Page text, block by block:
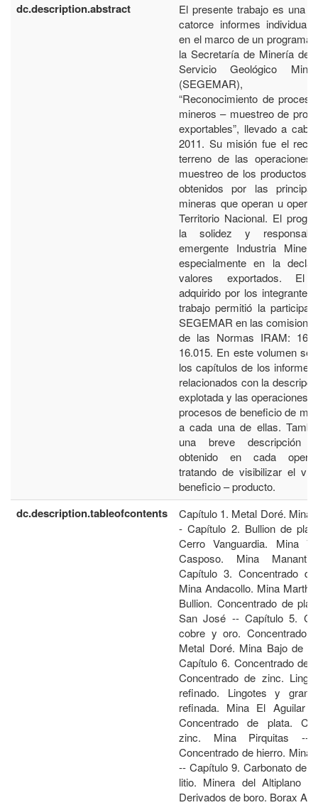
dc.description.abstract
El presente trabajo es una
catorce informes
en el marco de un programa
la Secretaría de Minería de
Servicio Geológico
(SEGEMAR),
“Reconocimiento de
mineros – muestreo de
exportables”, llevado a
2011. Su misión fue el
terreno de las
muestreo de los productos
obtenidos por las
mineras que operan u
Territorio Nacional. El
la solidez y
emergente Industria
especialmente en la
valores exportados. El
adquirido por los integrantes
trabajo permitió la
SEGEMAR en las
de las Normas IRAM:
16.015. En este volumen se
los capítulos de los informes
relacionados con la
explotada y las operaciones
procesos de beneficio de
a cada una de ellas.
una breve descripción
obtenido en cada
tratando de visibilizar el
beneficio – producto.
dc.description.tableofcontents
Capítulo 1. Metal Doré. Mina
- Capítulo 2. Bullion de
Cerro Vanguardia. Mina
Casposo. Mina
Capítulo 3. Concentrado
Mina Andacollo. Mina
Bullion. Concentrado de
San José -- Capítulo 5.
cobre y oro. Concentrado
Metal Doré. Mina Bajo de
Capítulo 6. Concentrado de
Concentrado de zinc.
refinado. Lingotes y
refinada. Mina El Aguilar
Concentrado de plata.
zinc. Mina Pirquitas --
Concentrado de hierro. Mina
-- Capítulo 9. Carbonato de
litio. Minera del Altiplano
Derivados de boro. Borax